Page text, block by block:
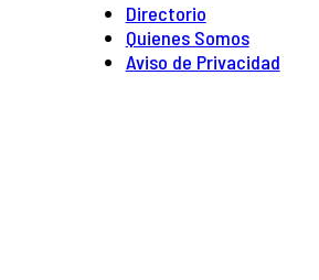
Directorio
Quienes Somos
Aviso de Privacidad